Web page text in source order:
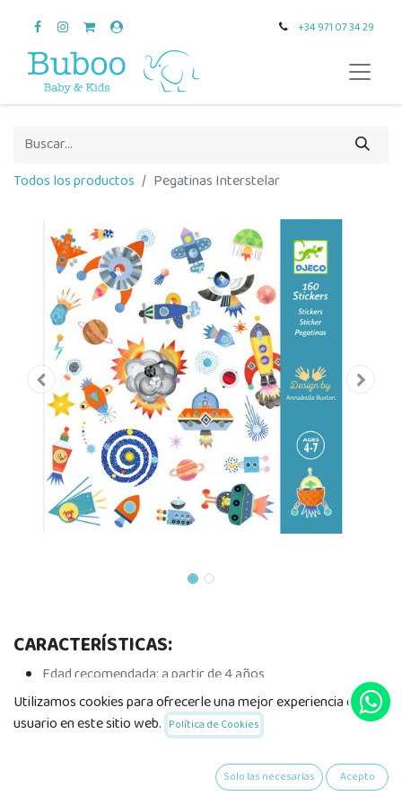
+34 971 07 34 29
Todos los productos Pegatinas Interstelar
CARACTERÍSTICAS:
Edad recomendada: a partir de 4 años
160 pegatinas de papel
Producto de papel y cartón certificado FSC®
Medidas embalaje: 22x23 cm
Utilizamos cookies para ofrecerle una mejor experiencia de
usuario en este sitio web. Política de Cookies
Solo las necesarias Acepto